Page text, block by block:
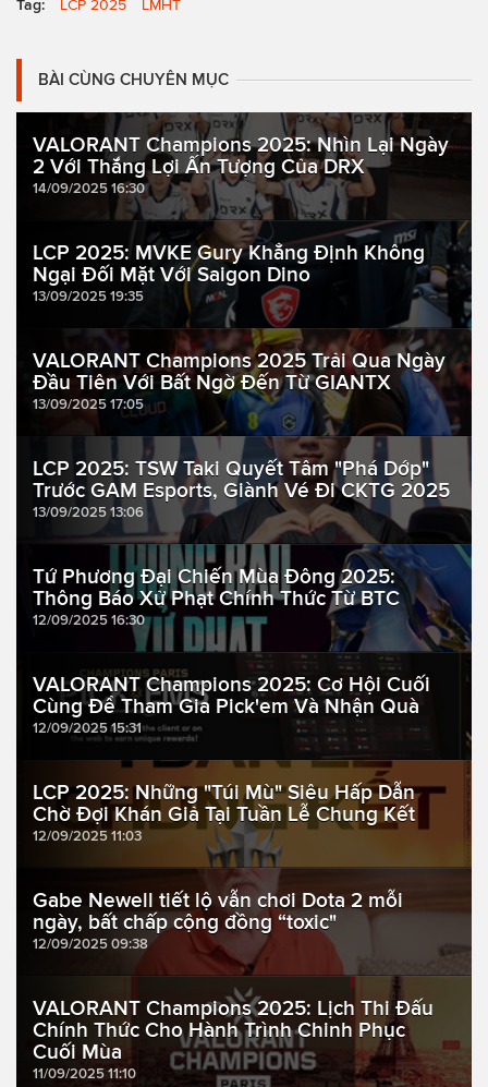
Tag: LCP 2025 LMHT
BÀI CÙNG CHUYÊN MỤC
VALORANT Champions 2025: Nhìn Lại Ngày
2 Với Thắng Lợi Ấn Tượng Của DRX
14/09/2025 16:30
LCP 2025: MVKE Gury Khẳng Định Không
Ngại Đối Mặt Với Saigon Dino
13/09/2025 19:35
VALORANT Champions 2025 Trải Qua Ngày
Đầu Tiên Với Bất Ngờ Đến Từ GIANTX
13/09/2025 17:05
LCP 2025: TSW Taki Quyết Tâm "Phá Dớp"
Trước GAM Esports, Giành Vé Đi CKTG 2025
13/09/2025 13:06
Tứ Phương Đại Chiến Mùa Đông 2025:
Thông Báo Xử Phạt Chính Thức Từ BTC
12/09/2025 16:30
VALORANT Champions 2025: Cơ Hội Cuối
Cùng Để Tham Gia Pick'em Và Nhận Quà
12/09/2025 15:31
LCP 2025: Những "Túi Mù" Siêu Hấp Dẫn
Chờ Đợi Khán Giả Tại Tuần Lễ Chung Kết
12/09/2025 11:03
Gabe Newell tiết lộ vẫn chơi Dota 2 mỗi
ngày, bất chấp cộng đồng “toxic"
12/09/2025 09:38
VALORANT Champions 2025: Lịch Thi Đấu
Chính Thức Cho Hành Trình Chinh Phục
Cuối Mùa
11/09/2025 11:10